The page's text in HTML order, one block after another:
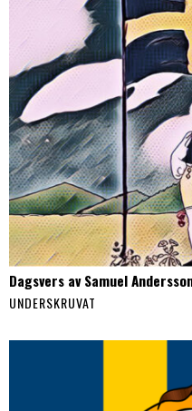
Dagsvers av Samuel
UNDERSKRUVAT